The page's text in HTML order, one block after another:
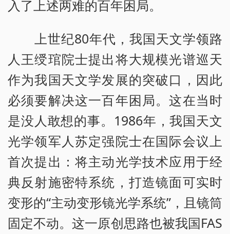
入了上述两难的百年困局。
上世纪80年代，我国天文学领路
人王绶琯院士提出将大规模光谱巡天
作为我国天文学发展的突破口，因此
必须要解决这一百年困局。这在当时
是没人敢想的事。1986年，我国天文
光学领军人苏定强院士在国际会议上
首次提出：将主动光学技术应用于经
典反射施密特系统，打造镜面可实时
变形的“主动变形镜光学系统”，且镜筒
固定不动。这一原创思路也被我国FAS